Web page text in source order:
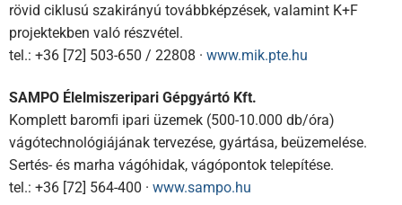
rövid ciklusú szakirányú továbbképzések, valamint K+F
projektekben való részvétel.
tel.: +36 [72] 503-650 / 22808 · www.mik.pte.hu
SAMPO Élelmiszeripari Gépgyártó Kft.
Komplett baromﬁ ipari üzemek (500-10.000 db/óra)
vágótechnológiájának tervezése, gyártása, beüzemelése.
Sertés- és marha vágóhidak, vágópontok telepítése.
tel.: +36 [72] 564-400 · www.sampo.hu